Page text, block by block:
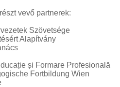
vevő partnerek:
Szövetsége
Alapítvány
și Formare Profesională
Fortbildung Wien